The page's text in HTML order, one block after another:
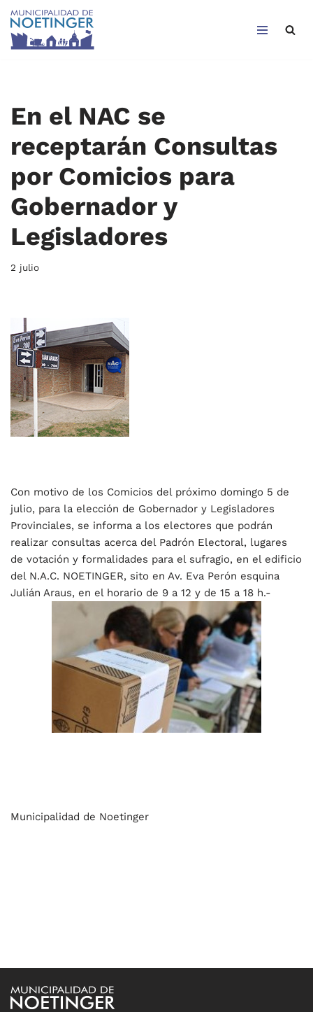
Saltar
En el NAC se
receptarán Consultas
por Comicios para
Gobernador y
Legisladores
2 julio
Con motivo de los Comicios del próximo domingo 5 de
julio, para la elección de Gobernador y Legisladores
Provinciales, se informa a los electores que podrán
realizar consultas acerca del Padrón Electoral, lugares
de votación y formalidades para el sufragio, en el edificio
del N.A.C. NOETINGER, sito en Av. Eva Perón esquina
Julián Araus, en el horario de 9 a 12 y de 15 a 18 h.-
Municipalidad de Noetinger